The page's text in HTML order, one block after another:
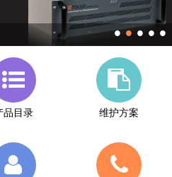
•
•
•
•
•
品目录 维护方案